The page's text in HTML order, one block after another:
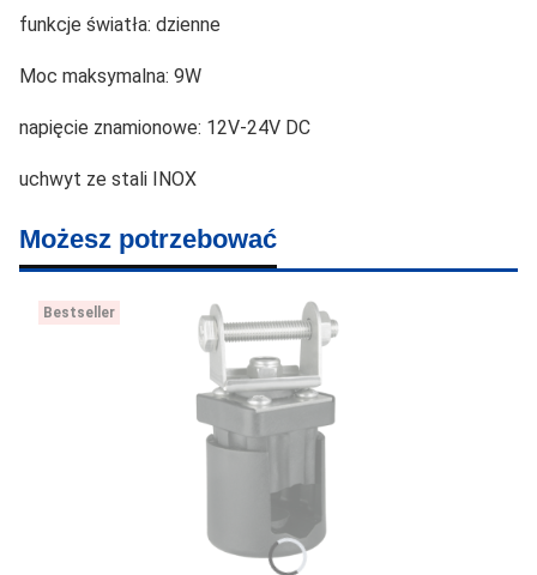
funkcje światła: dzienne
Moc maksymalna: 9W
napięcie znamionowe: 12V-24V DC
uchwyt ze stali INOX
Możesz potrzebować
Bestseller